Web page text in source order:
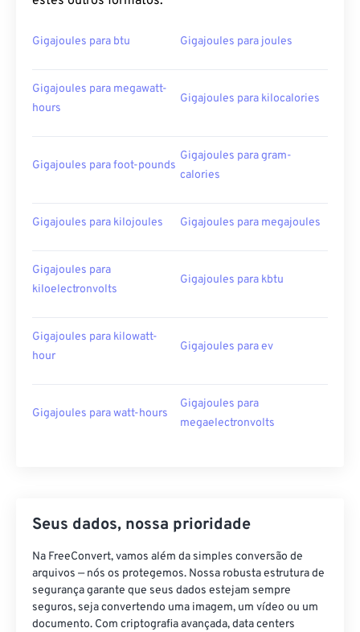
Gigajoules para btu Gigajoules para joules
Gigajoules para megawatt-
hours
Gigajoules para kilocalories
Gigajoules para foot-pounds
Gigajoules para gram-
calories
Gigajoules para kilojoules Gigajoules para megajoules
Gigajoules para
kiloelectronvolts
Gigajoules para kbtu
Gigajoules para kilowatt-
hour
Gigajoules para ev
Gigajoules para watt-hours
Gigajoules para
megaelectronvolts
Seus dados, nossa prioridade
Na FreeConvert, vamos além da simples conversão de
arquivos — nós os protegemos. Nossa robusta estrutura de
segurança garante que seus dados estejam sempre
seguros, seja convertendo uma imagem, um vídeo ou um
documento. Com criptografia avançada, data centers